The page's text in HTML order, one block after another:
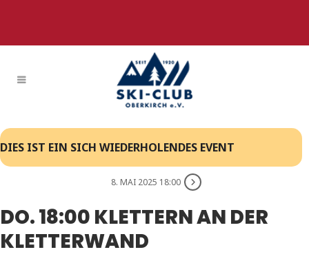
DIES IST EIN SICH WIEDERHOLENDES EVENT
8. MAI 2025 18:00
DO. 18:00 KLETTERN AN DER
KLETTERWAND